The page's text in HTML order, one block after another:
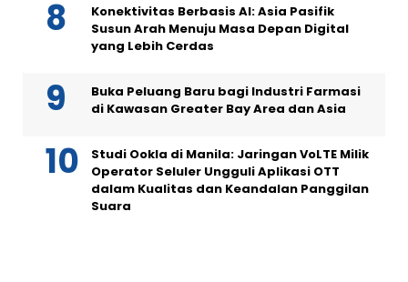
Konektivitas Berbasis AI: Asia Pasifik
Susun Arah Menuju Masa Depan Digital
yang Lebih Cerdas
Buka Peluang Baru bagi Industri Farmasi
di Kawasan Greater Bay Area dan Asia
Studi Ookla di Manila: Jaringan VoLTE Milik
Operator Seluler Ungguli Aplikasi OTT
dalam Kualitas dan Keandalan Panggilan
Suara